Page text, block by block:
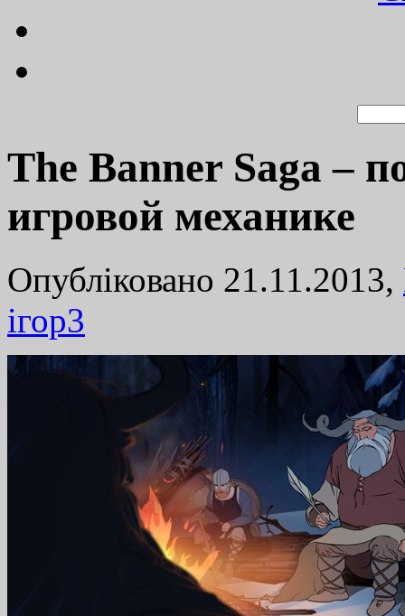
The Banner Saga –
игровой механике
Опубліковано 21.11.2013,
ігор3